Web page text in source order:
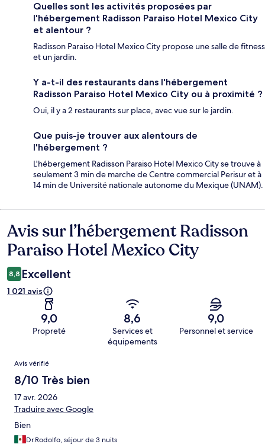
Quelles sont les activités proposées par
l'hébergement Radisson Paraiso Hotel Mexico City
et alentour ?
Radisson Paraiso Hotel Mexico City propose une salle de fitness
et un jardin.
Y a-t-il des restaurants dans l'hébergement
Radisson Paraiso Hotel Mexico City ou à proximité ?
Oui, il y a 2 restaurants sur place, avec vue sur le jardin.
Que puis-je trouver aux alentours de
l'hébergement ?
L'hébergement Radisson Paraiso Hotel Mexico City se trouve à
seulement 3 min de marche de Centre commercial Perisur et à
14 min de Université nationale autonome du Mexique (UNAM).
Avis
Avis sur l’hébergement Radisson
Paraiso Hotel Mexico City
8,8 Excellent
1 021 avis
9,0
Propreté
8,6
Services et
équipements
9,0
Personnel et service
Avis
Avis vérifié
8/10 Très bien
17 avr. 2026
Traduire avec Google
Bien
Dr.Rodolfo, séjour de 3 nuits